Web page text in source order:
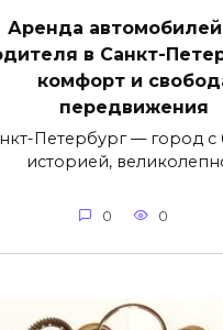
Аренда автомобилей
в Санкт-
комфорт и
передвижения
Петербург — город с
историей,
0 0